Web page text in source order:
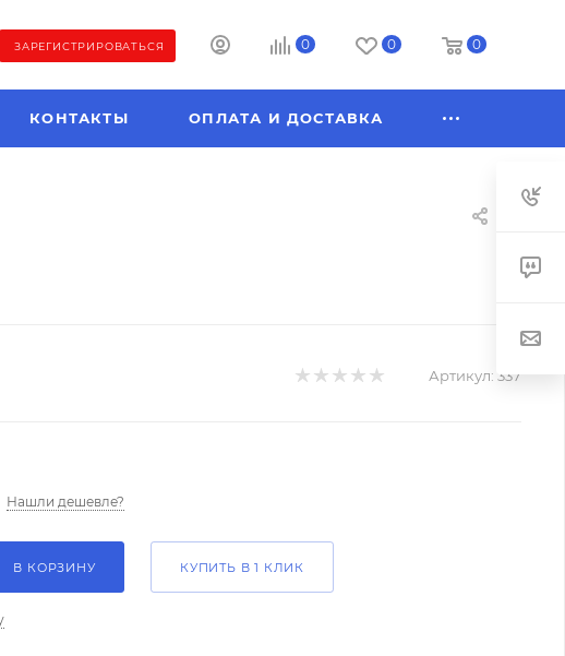
ЗАРЕГИСТРИРОВАТЬСЯ 0 0 0
КОНТАКТЫ ОПЛАТА И ДОСТАВКА
Артикул: 337
Нашли дешевле?
В КОРЗИНУ КУПИТЬ В 1 КЛИК